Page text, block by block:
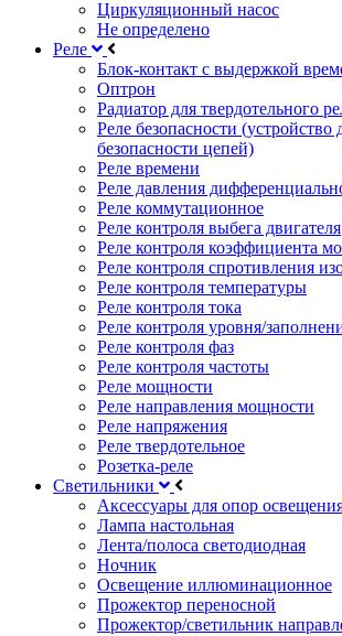
Циркуляционный насос
Не определено
Реле
Блок-контакт с выдержкой
Оптрон
Радиатор для твердотельного
Реле безопасности (устройство
безопасности цепей)
Реле времени
Реле давления
Реле коммутационное
Реле контроля выбега двигателя
Реле контроля коэффициента
Реле контроля спротивления
Реле контроля температуры
Реле контроля тока
Реле контроля уровня/
Реле контроля фаз
Реле контроля частоты
Реле мощности
Реле направления мощности
Реле напряжения
Реле твердотельное
Розетка-реле
Светильники
Аксессуары для опор
Лампа настольная
Лента/полоса светодиодная
Ночник
Освещение иллюминационное
Прожектор переносной
Прожектор/светильник